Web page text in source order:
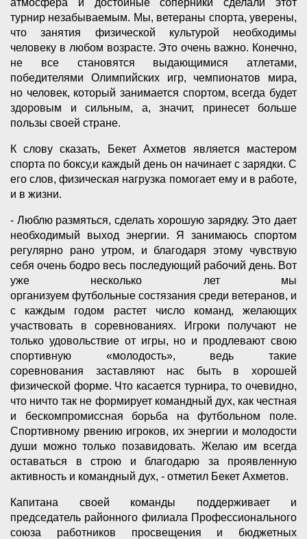
атмосфера и достойные соперники сделали этот
турнир незабываемым. Мы, ветераны спорта, уверены,
что занятия физической культурой необходимы
человеку в любом возрасте. Это очень важно. Конечно,
не все становятся выдающимися атлетами,
победителями Олимпийских игр, чемпионатов мира,
но человек, который занимается спортом, всегда будет
здоровым и сильным, а, значит, принесет больше
пользы своей стране.
К слову сказать, Бекет Ахметов является мастером
спорта по боксу,и каждый день он начинает с зарядки. С
его слов, физическая нагрузка помогает ему и в работе,
и в жизни.
- Люблю размяться, сделать хорошую зарядку. Это дает
необходимый выход энергии. Я занимаюсь спортом
регулярно рано утром, и благодаря этому чувствую
себя очень бодро весь последующий рабочий день. Вот
уже несколько лет мы
организуем футбольные состязания среди ветеранов, и
с каждым годом растет число команд, желающих
участвовать в соревнованиях. Игроки получают не
только удовольствие от игры, но и продлевают свою
спортивную «молодость», ведь такие
соревнования заставляют нас быть в хорошей
физической форме. Что касается турнира, то очевидно,
что ничто так не формирует командный дух, как честная
и бескомпромиссная борьба на футбольном поле.
Спортивному рвению игроков, их энергии и молодости
души можно только позавидовать. Желаю им всегда
оставаться в строю и благодарю за проявленную
активность и командный дух, - отметил Бекет Ахметов.
Капитана своей команды поддерживает и
председатель районного филиала Профессионального
союза работников просвещения и бюджетных